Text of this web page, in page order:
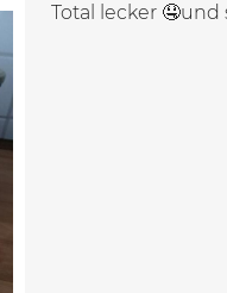
Total lecker